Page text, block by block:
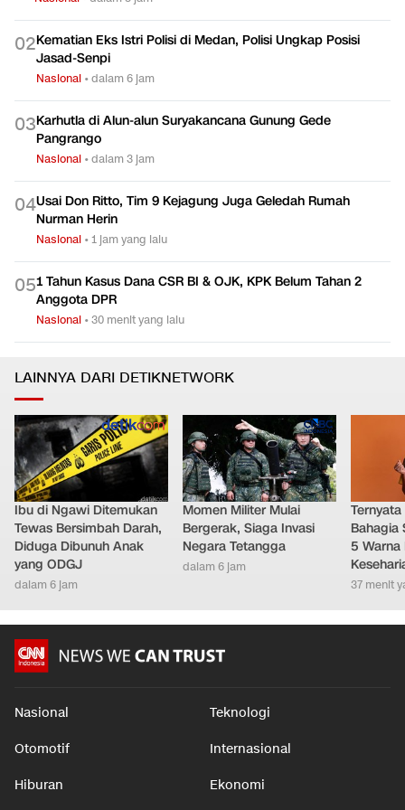
02Kematian Eks Istri Polisi di Medan, Polisi Ungkap Posisi
Jasad-Senpi
Nasional •dalam 6 jam
03Karhutla di Alun-alun Suryakancana Gunung Gede
Pangrango
Nasional •dalam 3 jam
04Usai Don Ritto, Tim 9 Kejagung Juga Geledah Rumah
Nurman Herin
Nasional •1 jam yang lalu
051 Tahun Kasus Dana CSR BI & OJK, KPK Belum Tahan 2
Anggota DPR
Nasional •30 menit yang lalu
LAINNYA DARI DETIKNETWORK
Ibu di Ngawi Ditemukan
Tewas Bersimbah Darah,
Diduga Dibunuh Anak
yang ODGJ
dalam 6 jam
Momen Militer Mulai
Bergerak, Siaga Invasi
Negara Tetangga
dalam 6 jam
Bahagia
5
37 menit
Nasional Teknologi
Otomotif Internasional
Hiburan Ekonomi